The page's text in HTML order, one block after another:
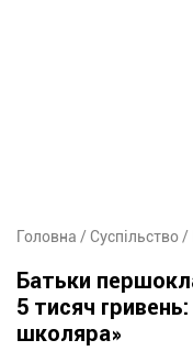
Головна Суспільство
Батьки
5 тисяч
школяра»